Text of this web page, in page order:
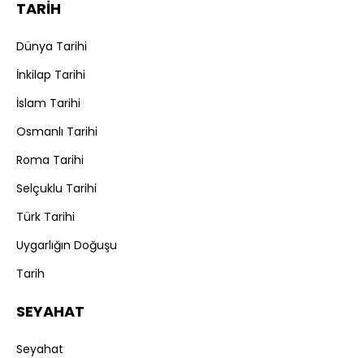
TARİH
Dünya Tarihi
İnkilap Tarihi
İslam Tarihi
Osmanlı Tarihi
Roma Tarihi
Selçuklu Tarihi
Türk Tarihi
Uygarlığın Doğuşu
Tarih
SEYAHAT
Seyahat